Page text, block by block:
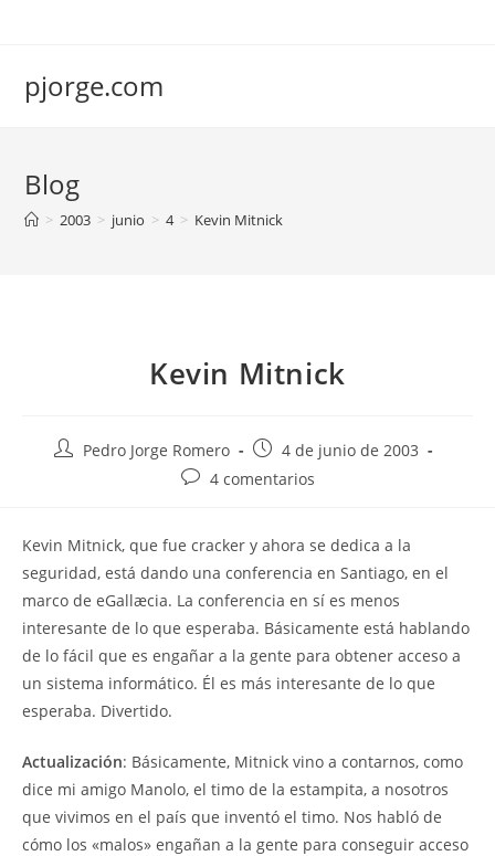
pjorge.com
Blog
> 2003 > junio > 4 > Kevin Mitnick
Kevin Mitnick
AutorPedro Jorge Romero
Publicación
de
4 de junio de 2003
Comentarios
entrada:
4 comentarios
Kevin Mitnick, que fue cracker y ahora se dedica a la
seguridad, está dando una conferencia en Santiago, en el
marco de eGallæcia. La conferencia en sí es menos
interesante de lo que esperaba. Básicamente está hablando
de lo fácil que es engañar a la gente para obtener acceso a
un sistema informático. Él es más interesante de lo que
esperaba. Divertido.
Actualización: Básicamente, Mitnick vino a contarnos, como
dice mi amigo Manolo, el timo de la estampita, a nosotros
que vivimos en el país que inventó el timo. Nos habló de
cómo los «malos» engañan a la gente para conseguir acceso